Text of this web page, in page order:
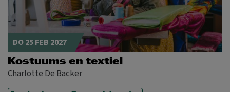
DO 25 FEB 2027
Kostuums en textiel
Charlotte De Backer